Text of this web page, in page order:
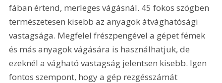
fában értend, merleges vágásnál. 45 fokos szögben
természetesen kisebb az anyagok átvághatósági
vastagsága. Megfelel frészpengével a gépet fémek
és más anyagok vágására is használhatjuk, de
ezeknél a vágható vastagság jelentsen kisebb. Igen
fontos szempont, hogy a gép rezgésszámát